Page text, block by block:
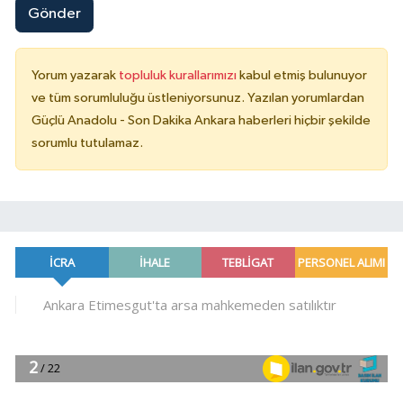
Gönder
Yorum yazarak topluluk kurallarımızı kabul etmiş bulunuyor
ve tüm sorumluluğu üstleniyorsunuz. Yazılan yorumlardan
Güçlü Anadolu - Son Dakika Ankara haberleri hiçbir şekilde
sorumlu tutulamaz.